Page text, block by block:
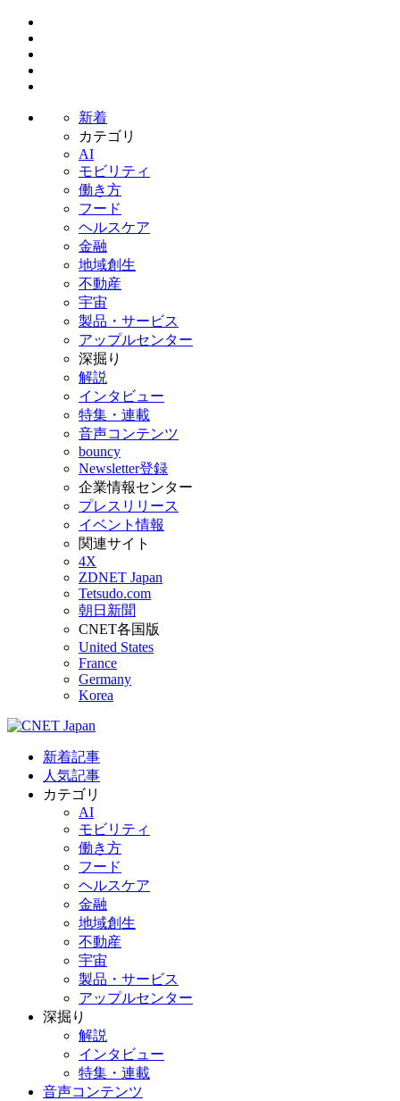
新着
カテゴリ
AI
モビリティ
働き方
フード
ヘルスケア
金融
地域創生
不動産
宇宙
製品・サービス
アップルセンター
深掘り
解説
インタビュー
特集・連載
音声コンテンツ
bouncy
Newsletter登録
企業情報センター
プレスリリース
イベント情報
関連サイト
4X
ZDNET Japan
Tetsudo.com
朝日新聞
CNET各国版
United States
France
Germany
Korea
新着記事
人気記事
カテゴリ
AI
モビリティ
働き方
フード
ヘルスケア
金融
地域創生
不動産
宇宙
製品・サービス
アップルセンター
深掘り
解説
インタビュー
特集・連載
音声コンテンツ